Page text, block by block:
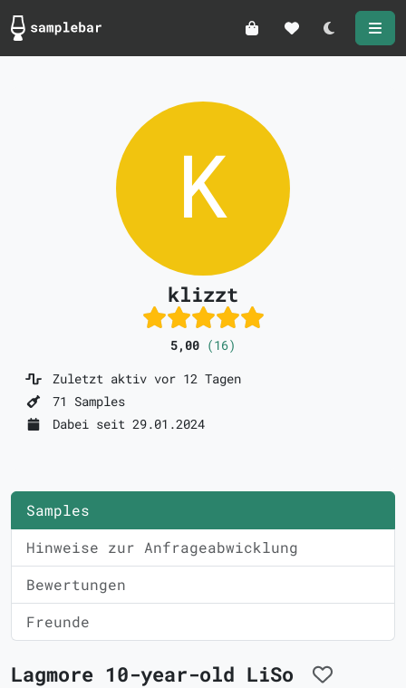
Darkmode
klizzt
5,00 (16)
Zuletzt aktiv vor 12 Tagen
71 Samples
Dabei seit 29.01.2024
Samples
Hinweise zur Anfrageabwicklung
Bewertungen
Freunde
Lagmore 10-year-old LiSo